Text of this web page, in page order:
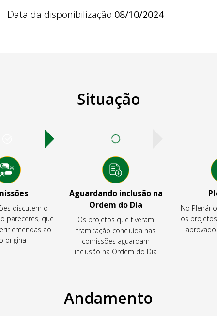
Data da disponibilização:08/10/2024
Situação
discutem o
pareceres, que
emendas ao
original
Aguardando inclusão na
Ordem do Dia
Os projetos que tiveram
tramitação concluída nas
comissões aguardam
inclusão na Ordem do Dia
No
os
Andamento